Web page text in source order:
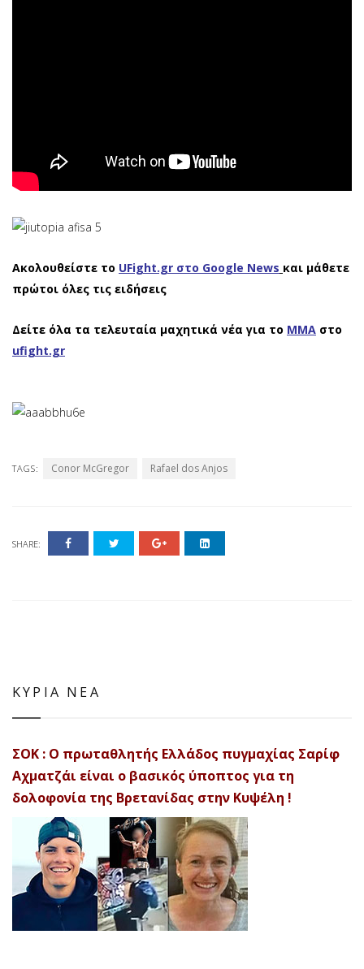
Ακολουθείστε το UFight.gr στο Google News και μάθετε
πρώτοι όλες τις ειδήσεις
Δείτε όλα τα τελευταία μαχητικά νέα για το ΜΜΑ στο
ufight.gr
TAGS: Conor McGregor Rafael dos Anjos
SHARE:
ΚΥΡΙΑ ΝΕΑ
ΣΟΚ : Ο πρωταθλητής Ελλάδος πυγμαχίας Σαρίφ
Αχματζάι είναι ο βασικός ύποπτος για τη
δολοφονία της Βρετανίδας στην Κυψέλη !